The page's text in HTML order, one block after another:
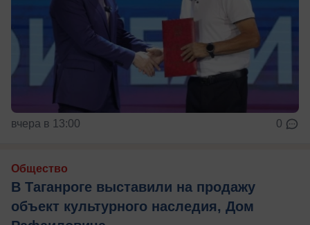
вчера в 13:00 0
Общество
В Таганроге выставили на продажу
объект культурного наследия, Дом